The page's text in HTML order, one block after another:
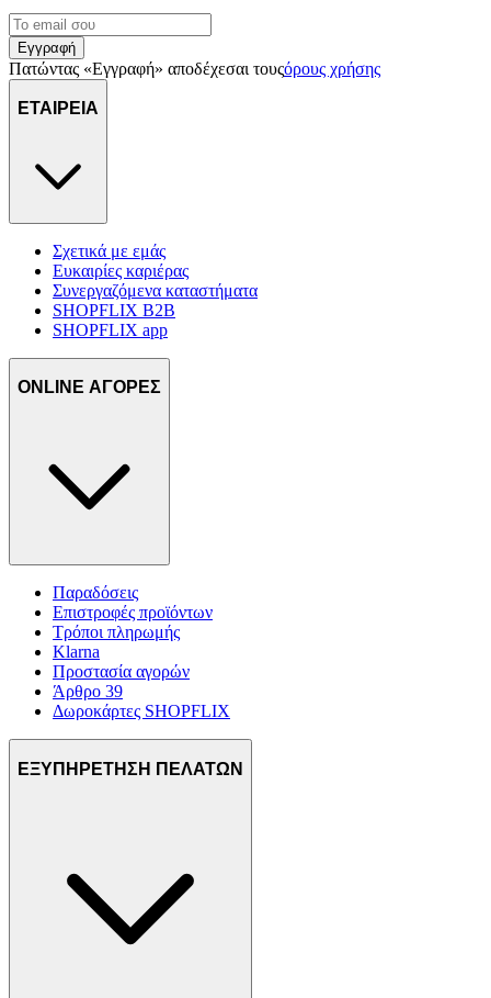
μας και την ανάπτυξη προϊόντων. Επίσης, κοινοποιούμε
πληροφορίες σχετικά με την από μέρους σας χρήση της
τοποθεσίας μας στους συνεργάτες μέσων κοινωνικής
δικτύωσης, διαφημίσεων και ανάλυσης.
Εγγραφή
Πατώντας «Εγγραφή» αποδέχεσαι τουςόρους χρήσης
ΕΤΑΙΡΕΙΑ
Σχετικά με εμάς
Ευκαιρίες καριέρας
Συνεργαζόμενα καταστήματα
SHOPFLIX B2B
SHOPFLIX app
ONLINE ΑΓΟΡΕΣ
Παραδόσεις
Επιστροφές προϊόντων
Τρόποι πληρωμής
Klarna
Προστασία αγορών
Άρθρο 39
Δωροκάρτες SHOPFLIX
ΕΞΥΠΗΡΕΤΗΣΗ ΠΕΛΑΤΩΝ